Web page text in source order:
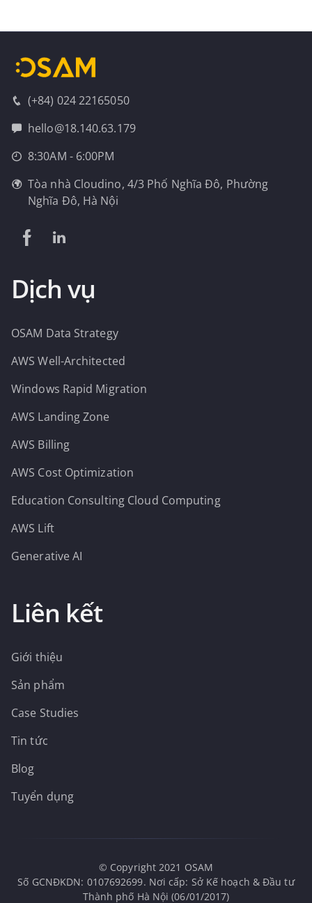
(+84) 024 22165050
hello@18.140.63.179
8:30AM - 6:00PM
Tòa nhà Cloudino, 4/3 Phố Nghĩa Đô, Phường
Nghĩa Đô, Hà Nội
Dịch vụ
OSAM Data Strategy
AWS Well-Architected
Windows Rapid Migration
AWS Landing Zone
AWS Billing
AWS Cost Optimization
Education Consulting Cloud Computing
AWS Lift
Generative AI
Liên kết
Giới thiệu
Sản phẩm
Case Studies
Tin tức
Blog
Tuyển dụng
© Copyright 2021 OSAM
Số GCNĐKDN: 0107692699. Nơi cấp: Sở Kế hoạch & Đầu tư
Thành phố Hà Nội (06/01/2017)